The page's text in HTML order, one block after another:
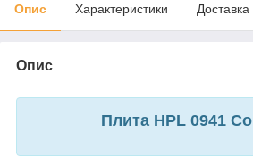
Опис Характеристики Доставка
Опис
Плита HPL 0941